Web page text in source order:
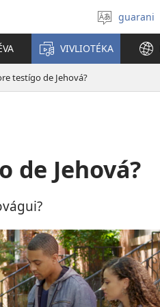
Eiporavo
peteĩ
idióma
guarani
VIVLIOTÉKA
testígo de Jehová?
de Jehová?